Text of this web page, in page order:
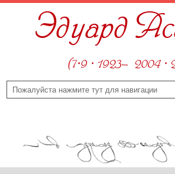
Эдуард
(7·9 · 1923—2004 ·